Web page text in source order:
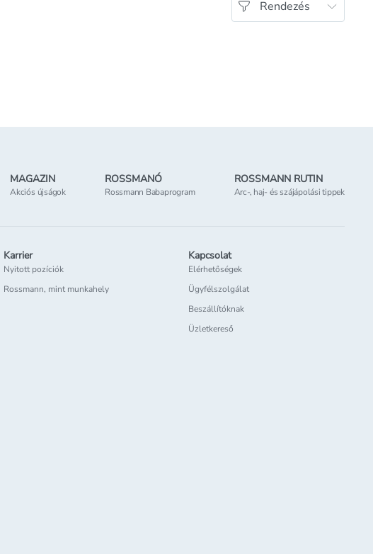
Rendezés
MAGAZIN
Akciós újságok
ROSSMANÓ
Rossmann Babaprogram
ROSSMANN RUTIN
Arc-, haj- és szájápolási tippek
Karrier
Nyitott pozíciók
Rossmann, mint munkahely
Kapcsolat
Elérhetőségek
Ügyfélszolgálat
Beszállítóknak
Üzletkereső